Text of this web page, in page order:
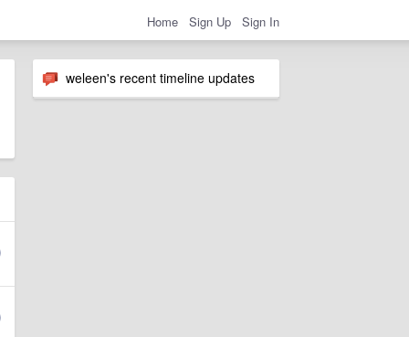
Home Sign Up Sign In
weleen's recent timeline updates